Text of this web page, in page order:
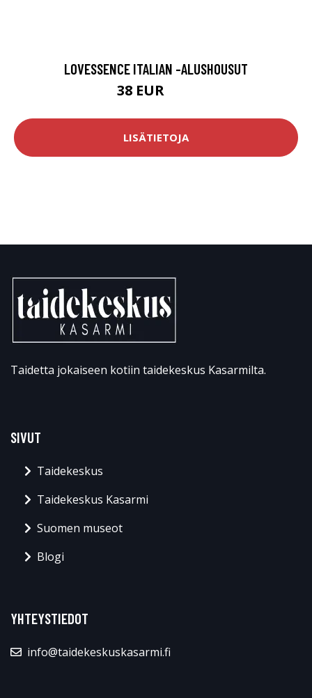
LOVESSENCE ITALIAN -ALUSHOUSUT
38 EUR
LISÄTIETOJA
Taidetta jokaiseen kotiin taidekeskus Kasarmilta.
SIVUT
Taidekeskus
Taidekeskus Kasarmi
Suomen museot
Blogi
YHTEYSTIEDOT
info@taidekeskuskasarmi.fi